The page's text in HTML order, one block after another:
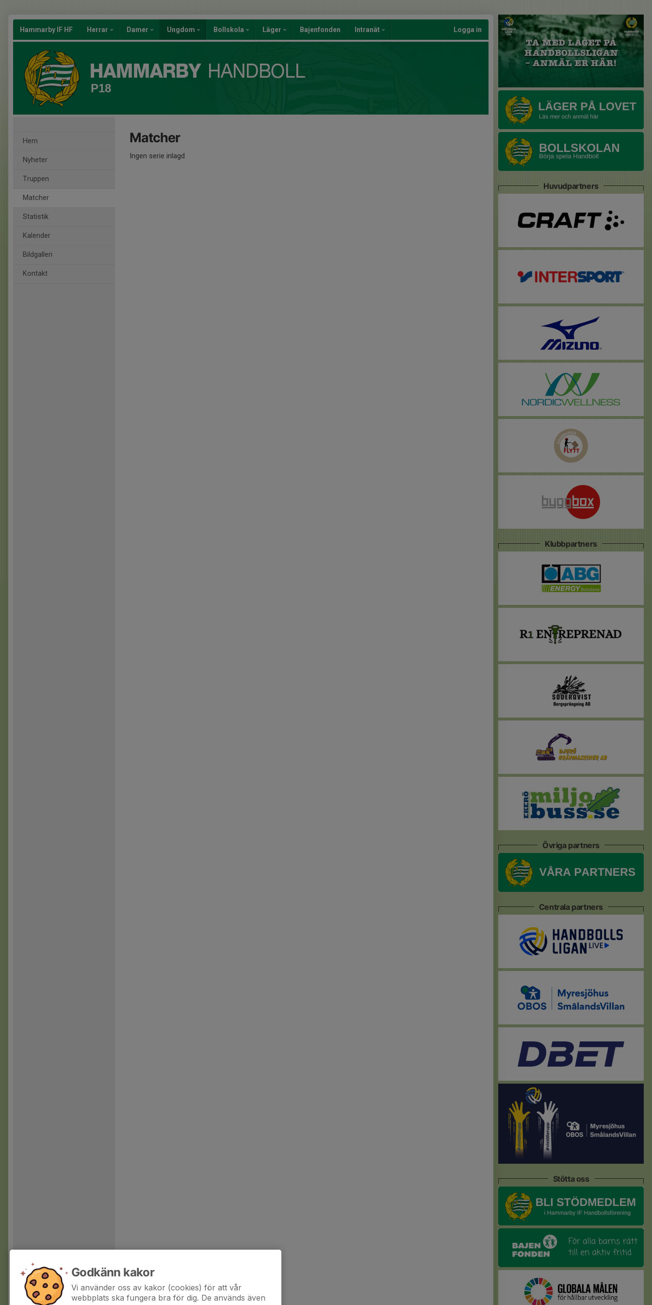
Hammarby IF HF Herrar Damer Ungdom Bollskola Läger Bajenfonden Intranät Logga in
P18
Hem
Nyheter
Truppen
Matcher
Statistik
Kalender
Bildgalleri
Kontakt
Matcher
Ingen serie inlagd
Huvudpartners
Klubbpartners
Övriga partners
Centrala partners
Stötta oss
Godkänn kakor
Vi använder oss av kakor (cookies) för att vår
webbplats ska fungera bra för dig. De används även